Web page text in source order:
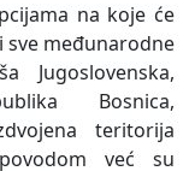
na koje će
sve međunarodne
Jugoslovenska,
Bosnica,
teritorija
već su